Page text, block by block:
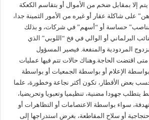
إلا بمقابل ضخم من الأموال أو بتقاسم الكعكة
على شاكلة عقار أو غيره من الأمور الثمينة جدا،
حساسة أو “أسهم” في شركات، و بذلك
البرلماني أو الوالي في فخ “اللوبي” الذي
المردودية والمنفعة. فيصير المسؤول
اقتضت الحاجة.وهناك حالات تتم فيها عمليات
الإعلام أو بواسطة الجمعيات أو بواسطة
حسب بعض الأقطار، تكون أكثر نجاعة وخطورة، علما
جهودا مضنية، تنظيميا وتعبويا وتحريضيا،
سواء بواسطة الاعتصامات أو التظاهرات أو
أو سلاح المقاطعة، بغرض استدراجها إلى